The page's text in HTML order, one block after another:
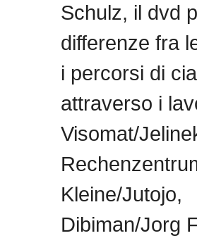
Schulz, il dvd
differenze fra
i percorsi di
attraverso i
Visomat/
Kleine/Jutojo,
Dibiman/Jorg